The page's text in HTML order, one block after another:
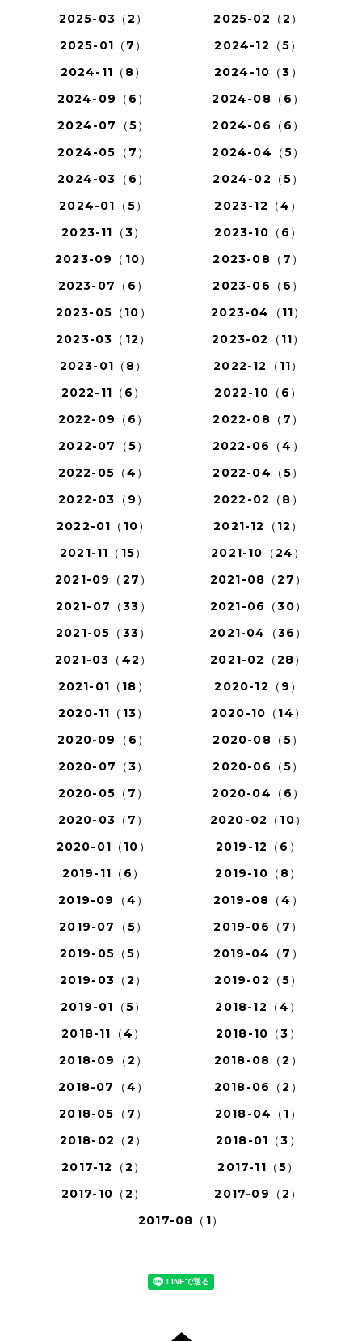
2025-03（2）
2025-02（2）
2025-01（7）
2024-12（5）
2024-11（8）
2024-10（3）
2024-09（6）
2024-08（6）
2024-07（5）
2024-06（6）
2024-05（7）
2024-04（5）
2024-03（6）
2024-02（5）
2024-01（5）
2023-12（4）
2023-11（3）
2023-10（6）
2023-09（10）
2023-08（7）
2023-07（6）
2023-06（6）
2023-05（10）
2023-04（11）
2023-03（12）
2023-02（11）
2023-01（8）
2022-12（11）
2022-11（6）
2022-10（6）
2022-09（6）
2022-08（7）
2022-07（5）
2022-06（4）
2022-05（4）
2022-04（5）
2022-03（9）
2022-02（8）
2022-01（10）
2021-12（12）
2021-11（15）
2021-10（24）
2021-09（27）
2021-08（27）
2021-07（33）
2021-06（30）
2021-05（33）
2021-04（36）
2021-03（42）
2021-02（28）
2021-01（18）
2020-12（9）
2020-11（13）
2020-10（14）
2020-09（6）
2020-08（5）
2020-07（3）
2020-06（5）
2020-05（7）
2020-04（6）
2020-03（7）
2020-02（10）
2020-01（10）
2019-12（6）
2019-11（6）
2019-10（8）
2019-09（4）
2019-08（4）
2019-07（5）
2019-06（7）
2019-05（5）
2019-04（7）
2019-03（2）
2019-02（5）
2019-01（5）
2018-12（4）
2018-11（4）
2018-10（3）
2018-09（2）
2018-08（2）
2018-07（4）
2018-06（2）
2018-05（7）
2018-04（1）
2018-02（2）
2018-01（3）
2017-12（2）
2017-11（5）
2017-10（2）
2017-09（2）
2017-08（1）